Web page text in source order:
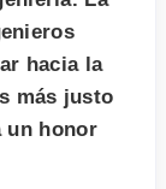
hacia la
más justo
un honor